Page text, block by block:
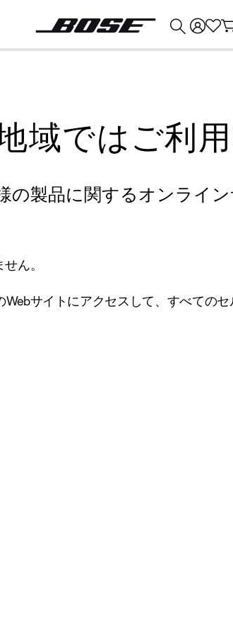
域ではご利
製品に関するオンライ
ん。
サイトにアクセスして、すべての